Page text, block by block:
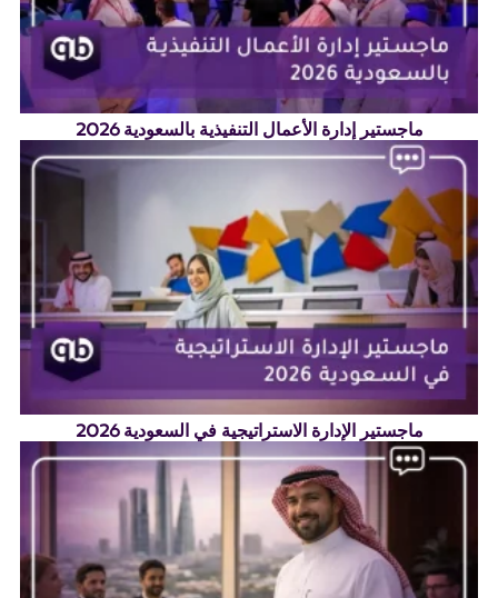
ماجستير إدارة الأعمال التنفيذية بالسعودية 2026
ماجستير الإدارة الاستراتيجية في السعودية 2026